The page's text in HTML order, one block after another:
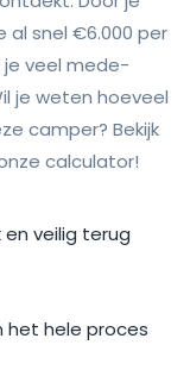
snel €6.000 per
je veel mede-
je weten hoeveel
camper? Bekijk
calculator!
en veilig terug
het hele proces